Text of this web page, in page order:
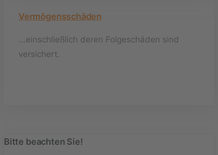
Vermögensschäden
...einschließlich deren Folgeschäden sind
versichert.
Bitte beachten Sie!